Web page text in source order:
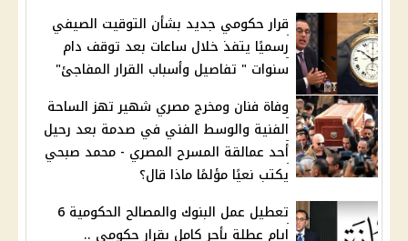
قرار حكومي جديد بشأن التوقيت الصيفي
رسميًا يتفذ خلال ساعات بعد توقف دام
سنوات " تفاصيل وأسباب القرار المفاجئ"
وفاة فنان ومخرج مصري شهير تهز الساحة
الفنية والوسط الفني في صدمة بعد رحيل
أحد عمالقة المسرح المصري - محمد صبحي
يكتب نعيًا مؤلمًا ماذا قال؟
تعطيل عمل البنوك والمصالح الحكومية 6
ايام عطلة بأجر كامل بقرار حكومي ..